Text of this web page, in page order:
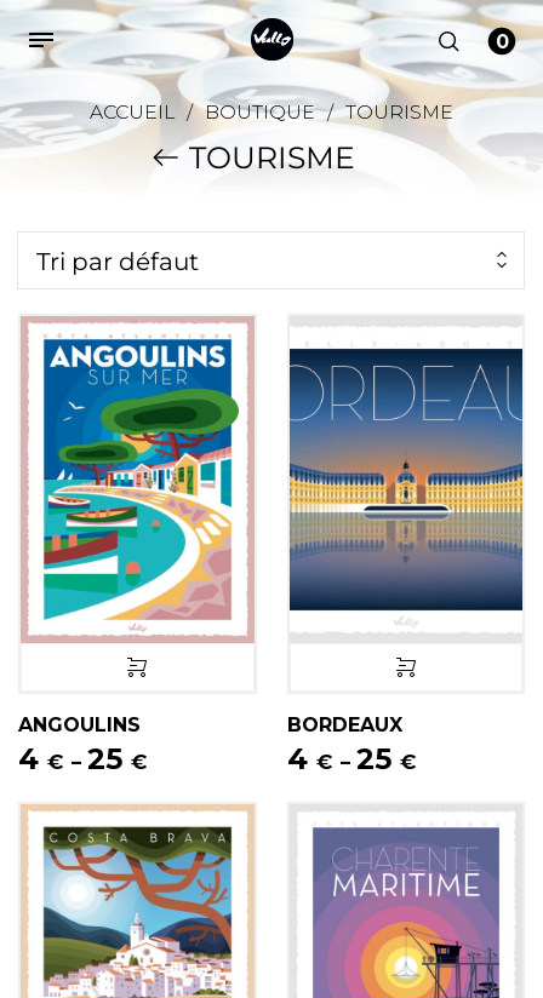
0
ACCUEIL / BOUTIQUE / TOURISME
TOURISME
Tri par défaut
ANGOULINS
4 € – 25 €
BORDEAUX
4 € – 25 €